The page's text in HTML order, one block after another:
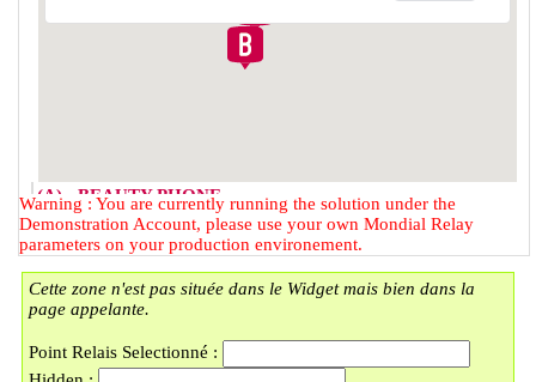
(A) - BEAUTY PHONE
2 RUE DU FAUBOURG DES
POSTES
59000 - LILLE
(B) - LOCKER BMOBILE
57 RUE DU FAUBOURG DES
59000 - LILLE
Warning : You are currently running the solution under the
Demonstration Account, please use your own Mondial Relay
parameters on your production environement.
Cette zone n'est pas située dans le Widget mais bien dans la
page appelante.
Point Relais Selectionné :